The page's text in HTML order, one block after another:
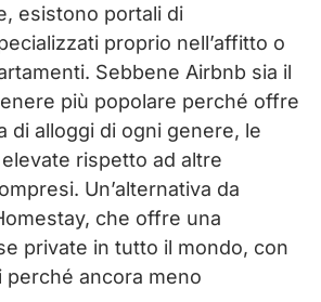
esistono portali di
proprio nell’affitto o
Sebbene Airbnb sia il
più popolare perché offre
di alloggi di ogni genere, le
rispetto ad altre
Un’alternativa da
che offre una
private in tutto il mondo, con
perché ancora meno